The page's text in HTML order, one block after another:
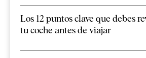
Los 12 puntos clave que debes
tu coche antes de viajar